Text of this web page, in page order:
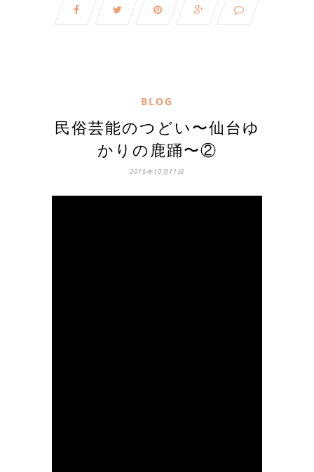
BLOG
民俗芸能のつどい〜仙台ゆ
かりの鹿踊〜②
2015年10月11日